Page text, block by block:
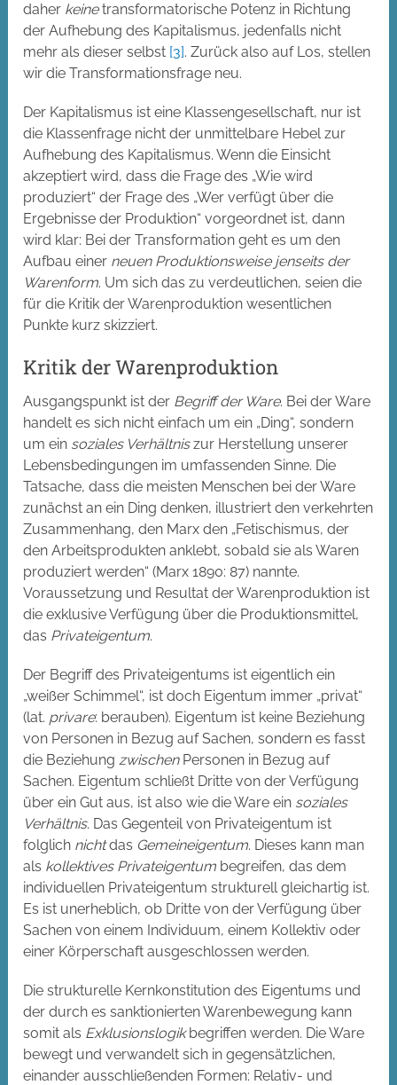
daher keinetransformatorische Potenz in Richtung
der Aufhebung des Kapitalismus, jedenfalls nicht
mehr als dieser selbst [3]. Zurück also auf Los, stellen
wir die Transformationsfrage neu.
Der Kapitalismus ist eine Klassengesellschaft, nur ist
die Klassenfrage nicht der unmittelbare Hebel zur
Aufhebung des Kapitalismus. Wenn die Einsicht
akzeptiert wird, dass die Frage des „Wie wird
produziert“ der Frage des „Wer verfügt über die
Ergebnisse der Produktion“ vorgeordnet ist, dann
wird klar: Bei der Transformation geht es um den
Aufbau einer neuen Produktionsweise jenseits der
Warenform. Um sich das zu verdeutlichen, seien die
für die Kritik der Warenproduktion wesentlichen
Punkte kurz skizziert.
Kritik der Warenproduktion
Ausgangspunkt ist der Begriff der Ware. Bei der Ware
handelt es sich nicht einfach um ein „Ding“, sondern
um ein soziales Verhältniszur Herstellung unserer
Lebensbedingungen im umfassenden Sinne. Die
Tatsache, dass die meisten Menschen bei der Ware
zunächst an ein Ding denken, illustriert den verkehrten
Zusammenhang, den Marx den „Fetischismus, der
den Arbeitsprodukten anklebt, sobald sie als Waren
produziert werden“ (Marx 1890: 87) nannte.
Voraussetzung und Resultat der Warenproduktion ist
die exklusive Verfügung über die Produktionsmittel,
das Privateigentum.
Der Begriff des Privateigentums ist eigentlich ein
„weißer Schimmel“, ist doch Eigentum immer „privat“
(lat. privare: berauben). Eigentum ist keine Beziehung
von Personen in Bezug auf Sachen, sondern es fasst
die BeziehungzwischenPersonen in Bezug auf
Sachen. Eigentum schließt Dritte von der Verfügung
über ein Gut aus, ist also wie die Ware ein soziales
Verhältnis. Das Gegenteil von Privateigentum ist
folglich nichtdas Gemeineigentum. Dieses kann man
als kollektives Privateigentum begreifen, das dem
individuellen Privateigentum strukturell gleichartig ist.
Es ist unerheblich, ob Dritte von der Verfügung über
Sachen von einem Individuum, einem Kollektiv oder
einer Körperschaft ausgeschlossen werden.
Die strukturelle Kernkonstitution des Eigentums und
der durch es sanktionierten Warenbewegung kann
somit als Exklusionslogikbegriffen werden. Die Ware
bewegt und verwandelt sich in gegensätzlichen,
einander ausschließenden Formen: Relativ- und